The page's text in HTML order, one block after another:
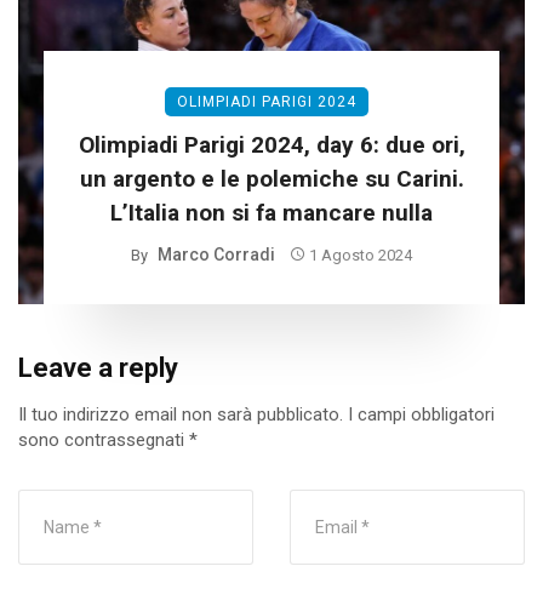
OLIMPIADI PARIGI 2024
Olimpiadi Parigi 2024, day 6: due ori,
un argento e le polemiche su Carini.
L’Italia non si fa mancare nulla
By Marco Corradi 1 Agosto 2024
Leave a reply
Il tuo indirizzo email non sarà pubblicato. I campi obbligatori
sono contrassegnati *